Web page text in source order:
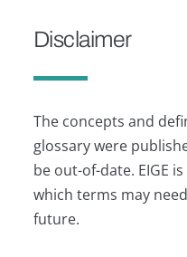
Disclaimer
The concepts and
glossary were
be out-of-date. EIGE
which terms may
future.